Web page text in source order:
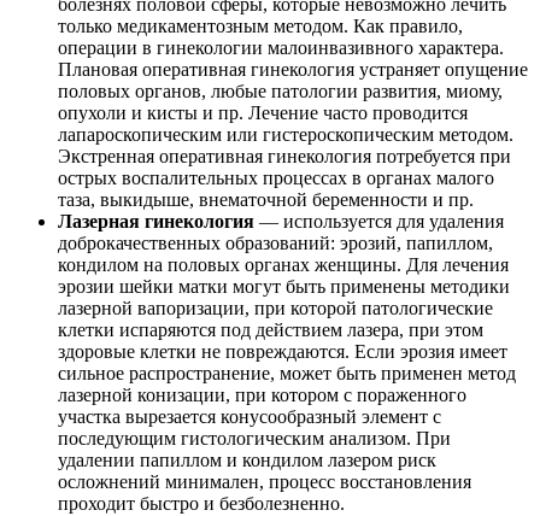
болезнях половой сферы, которые невозможно лечить
только медикаментозным методом. Как правило,
операции в гинекологии малоинвазивного характера.
Плановая оперативная гинекология устраняет опущение
половых органов, любые патологии развития, миому,
опухоли и кисты и пр. Лечение часто проводится
лапароскопическим или гистероскопическим методом.
Экстренная оперативная гинекология потребуется при
острых воспалительных процессах в органах малого
таза, выкидыше, внематочной беременности и пр.
Лазерная гинекология — используется для удаления
доброкачественных образований: эрозий, папиллом,
кондилом на половых органах женщины. Для лечения
эрозии шейки матки могут быть применены методики
лазерной вапоризации, при которой патологические
клетки испаряются под действием лазера, при этом
здоровые клетки не повреждаются. Если эрозия имеет
сильное распространение, может быть применен метод
лазерной конизации, при котором с пораженного
участка вырезается конусообразный элемент с
последующим гистологическим анализом. При
удалении папиллом и кондилом лазером риск
осложнений минимален, процесс восстановления
проходит быстро и безболезненно.